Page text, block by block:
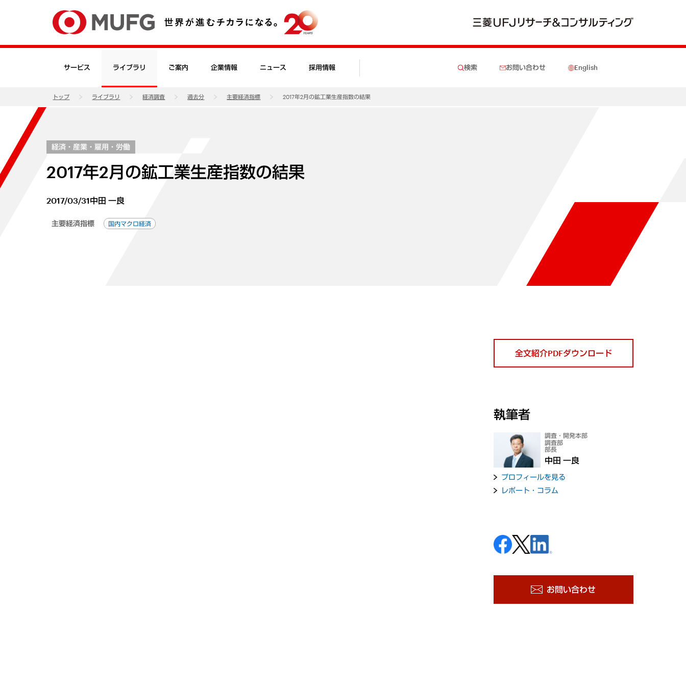
サービス ライブラリ ご案内 企業情報 ニュース 採用情報 検索 お問い合わせ English
トップ ライブラリ 経済調査 過去分 主要経済指標 2017年2月の鉱工業生産指数の結果
経済・産業・雇用・労働
2017年2月の鉱工業生産指数の結果
2017/03/31中田 一良
主要経済指標 国内マクロ経済
全文紹介PDFダウンロード
執筆者
調査・開発本部
調査部
部長
中田 一良
プロフィールを見る
レポート・コラム
お問い合わせ